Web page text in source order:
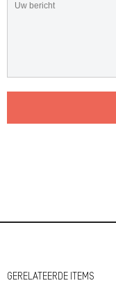
GERELATEERDE ITEMS